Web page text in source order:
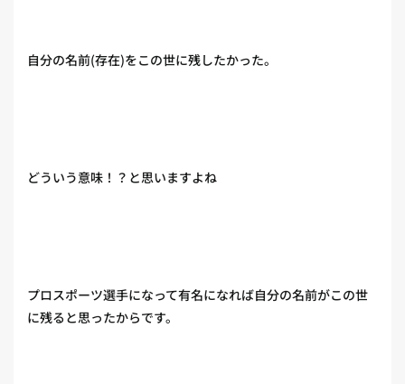
自分の名前(存在)をこの世に残したかった。
どういう意味！？と思いますよね
プロスポーツ選手になって有名になれば自分の名前がこの世
に残ると思ったからです。